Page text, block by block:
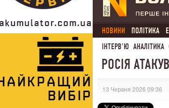
НОВИНИ ПОЛІТИКА
ІНТЕРВ'Ю АНАЛІТИКА
РОСІЯ
13 Червня 2026 09:36